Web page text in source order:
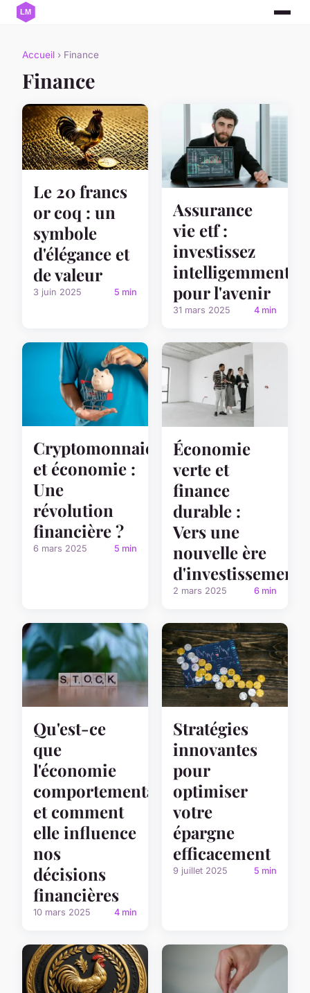
Accueil › Finance
Finance
Le 20 francs
or coq : un
symbole
d'élégance et
de valeur
3 juin 2025 5 min
Assurance
vie etf :
investissez
intelligemment
pour l'avenir
31 mars 2025 4 min
Cryptomonnaies
et économie :
Une
révolution
financière ?
6 mars 2025 5 min
Économie
verte et
finance
durable :
Vers une
nouvelle ère
d'investissement
2 mars 2025 6 min
Qu'est-ce
que
l'économie
comportementale
et comment
elle influence
nos
décisions
financières
10 mars 2025 4 min
Stratégies
innovantes
pour
optimiser
votre
épargne
efficacement
9 juillet 2025 5 min